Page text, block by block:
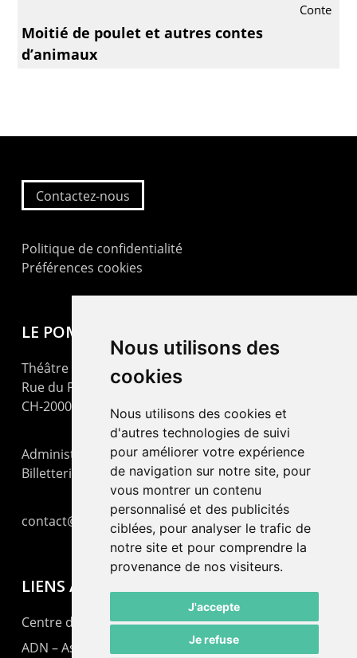
Nous utilisons des
cookies
Nous utilisons des cookies et
d'autres technologies de suivi
pour améliorer votre expérience
de navigation sur notre site, pour
vous montrer un contenu
personnalisé et des publicités
ciblées, pour analyser le trafic de
notre site et pour comprendre la
provenance de nos visiteurs.
J'accepte
Je refuse
Conte
Moitié de poulet et autres contes
d’animaux
Contactez-nous
Politique de confidentialité
Préférences cookies
LE POMMIER
Théâtre – Centre Culturel Neuchâtelois
Rue du Pommier 9
CH-2000 Neuchâtel
Administration : +41 32 725 03 03
Billetterie : +41 32 725 05 05
contact@lepommier.ch
LIENS AMIS
Centre de culture ABC
ADN – Association Danse Neuchâtel